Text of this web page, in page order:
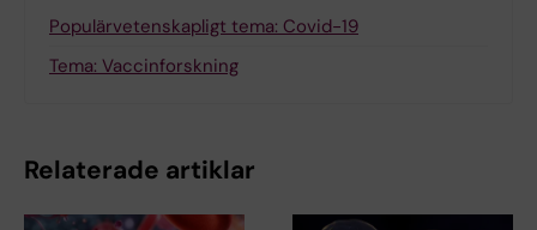
Populärvetenskapligt tema: Covid-19
Tema: Vaccinforskning
Relaterade artiklar